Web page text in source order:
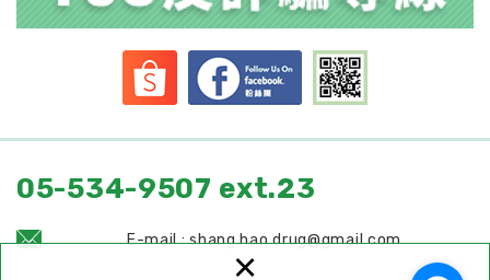
×
05-534-9507 ext.23
E-mail : shang.hao.drug@gmail.com